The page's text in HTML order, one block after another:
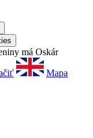
má Oskár
Mapa